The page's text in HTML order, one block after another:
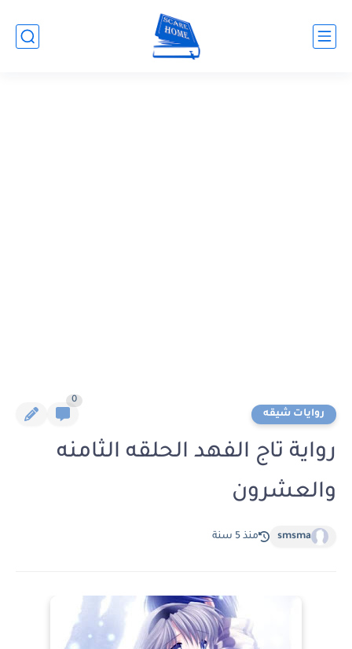
روايات شيقه
0
رواية تاج الفهد الحلقه الثامنه
والعشرون
smsma منذ 5 سنة